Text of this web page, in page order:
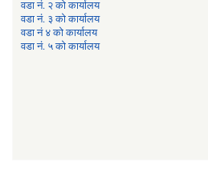
वडा नं. २ को कार्यालय
वडा नं. ३ को कार्यालय
वडा नं ४ को कार्यालय
वडा नं. ५ को कार्यालय